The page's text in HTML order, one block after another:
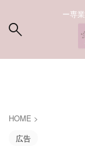
ー専
HOME >
広告